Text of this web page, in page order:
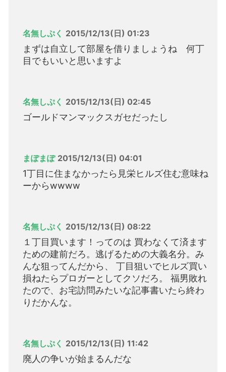
名無しぷく 2015/12/13(日) 01:23
まずは自立して部屋を借りましょうね 何丁
目でもいいと思いますよ
名無しぷく 2015/12/13(日) 02:45
ゴールドマンマックスガセだったし
まぽまぽ 2015/12/13(日) 04:01
1丁目に住まなかったら見栄ヒルズ住む意味ね
ーからwwww
名無しぷく 2015/12/13(日) 08:22
１丁目買います！ってのは 買わなくて済ます
ための建前だろ。逃げるための大義名分。み
んな狙ってんだから、 丁目狙いでヒルズ買い
損ねたらプロガーとしてクソだろ。 福男敗れ
たので、お宅訪問みたいな記事書いたら終わ
りだかんな。
名無しぷく 2015/12/13(日) 11:42
廃人の争いが始まるんだな